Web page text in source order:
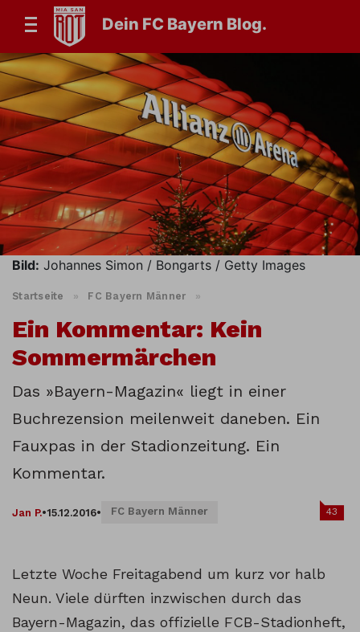
Dein FC Bayern Blog.
Bild: Johannes Simon / Bongarts / Getty Images
Startseite » FC Bayern Männer »
Ein Kommentar: Kein
Sommermärchen
Das »Bayern-Magazin« liegt in einer
Buchrezension meilenweit daneben. Ein
Fauxpas in der Stadionzeitung. Ein
Kommentar.
Jan P.•15.12.2016• FC Bayern Männer 43
Letzte Woche Freitagabend um kurz vor halb
Neun. Viele dürften inzwischen durch das
Bayern-Magazin, das offizielle FCB-Stadionheft,